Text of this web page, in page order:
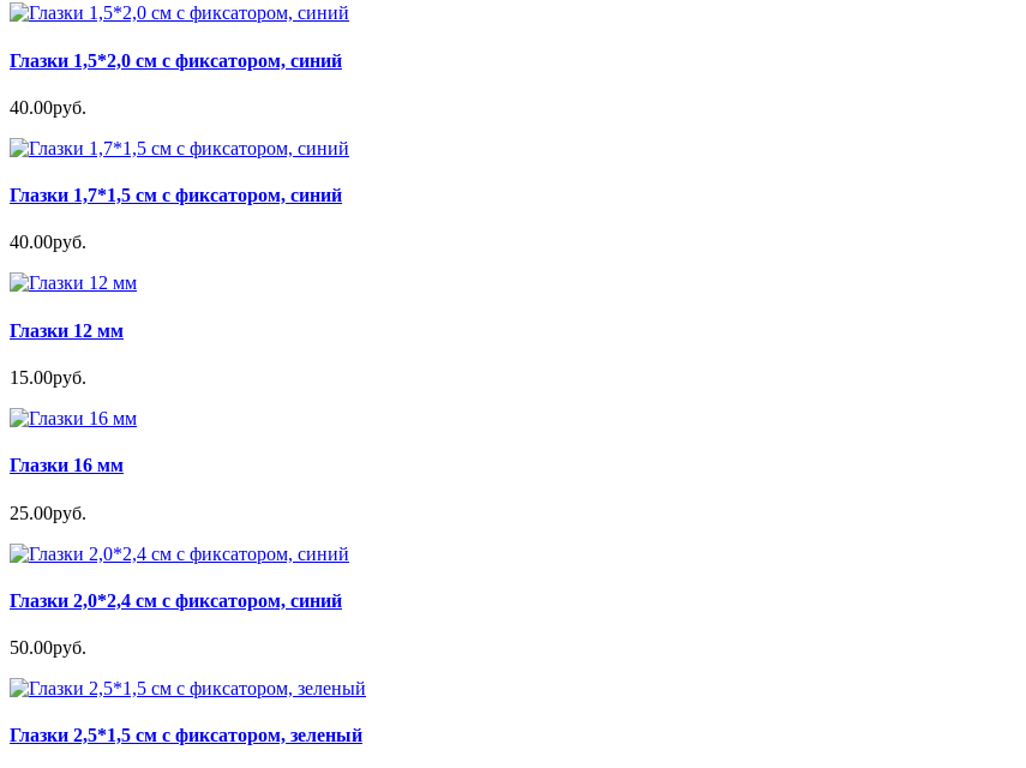
Глазки 1,5*2,0 см с фиксатором, синий
40.00руб.
Глазки 1,7*1,5 см с фиксатором, синий
40.00руб.
Глазки 12 мм
15.00руб.
Глазки 16 мм
25.00руб.
Глазки 2,0*2,4 см с фиксатором, синий
50.00руб.
Глазки 2,5*1,5 см с фиксатором, зеленый